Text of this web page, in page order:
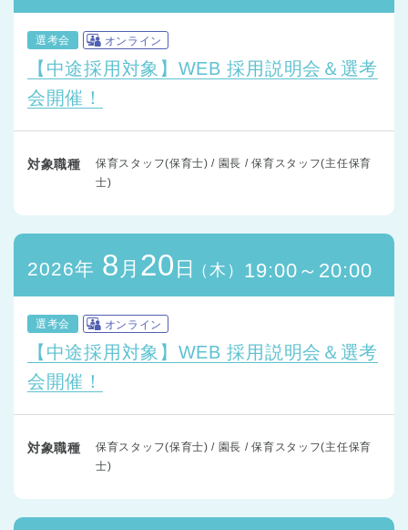
選考会 オンライン
【中途採用対象】WEB 採用説明会＆選考
会開催！
対象職種
保育スタッフ(保育士) / 園長 / 保育スタッフ(主任保育
士)
2026年 8 月 20 日 （木） 19:00～20:00
選考会 オンライン
【中途採用対象】WEB 採用説明会＆選考
会開催！
対象職種
保育スタッフ(保育士) / 園長 / 保育スタッフ(主任保育
士)